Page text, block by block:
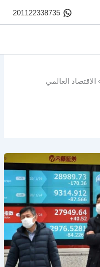
201122338735
الاقتصاد العالمي